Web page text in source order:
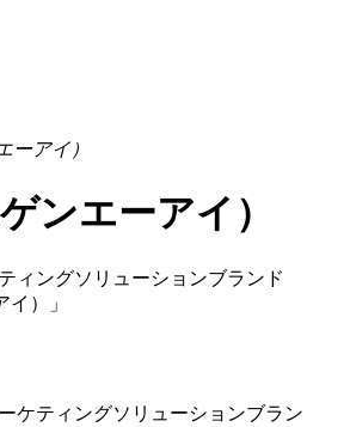
アイ）
ンエーアイ）
ィングソリューションブランド
イ）」
ケティングソリューションブラン